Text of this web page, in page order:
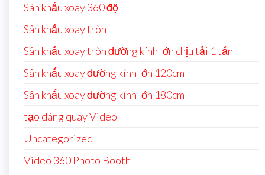
Sân khấu xoay 360 độ
Sân khấu xoay tròn
Sân khấu xoay tròn đường kính lớn chịu tải 1 tấn
Sân khấu xoay đường kính lớn 120cm
Sân khấu xoay đường kính lớn 180cm
tạo dáng quay Video
Uncategorized
Video 360 Photo Booth